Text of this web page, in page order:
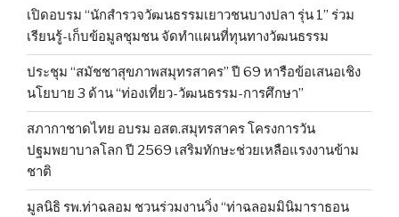
เปิดอบรม “นักสำรวจวัฒนธรรมเยาวชนบางปลา รุ่น 1” ร่วม
เรียนรู้-เก็บข้อมูลชุมชน จัดทำแผนที่ทุนทางวัฒนธรรม
ประชุม “สมัชชาสุขภาพสมุทรสาคร” ปี 69 หารือข้อเสนอเชิง
นโยบาย 3 ด้าน “ท่องเที่ยว-วัฒนธรรม-การศึกษา”
สภากาชาดไทย อบรม อสต.สมุทรสาคร โครงการวัน
ปฐมพยาบาลโลก ปี 2569 เสริมทักษะช่วยเหลือแรงงานข้าม
ชาติ
มูลนิธิ รพ.ท่าฉลอม ชวนร่วมงานวิ่ง “ท่าฉลอมมินิมาราธอน